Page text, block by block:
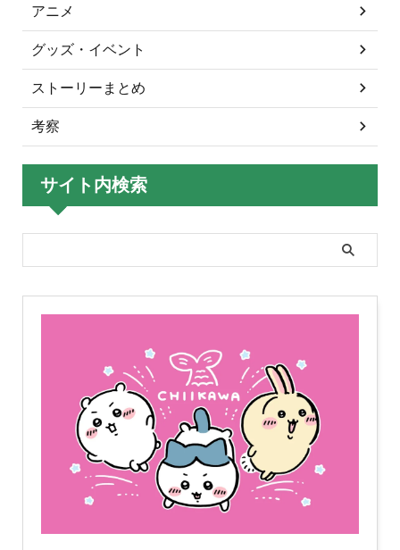
アニメ
グッズ・イベント
ストーリーまとめ
考察
サイト内検索